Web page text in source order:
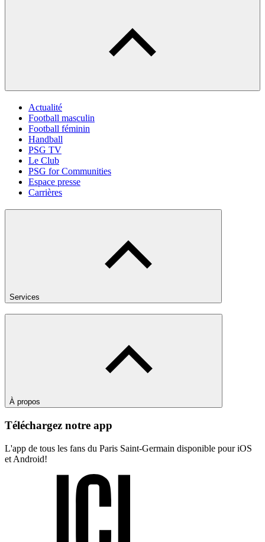
Actualité
Football masculin
Football féminin
Handball
PSG TV
Le Club
PSG for Communities
Espace presse
Carrières
Services
À propos
Téléchargez notre app
L'app de tous les fans du Paris Saint-Germain disponible pour iOS
et Android!